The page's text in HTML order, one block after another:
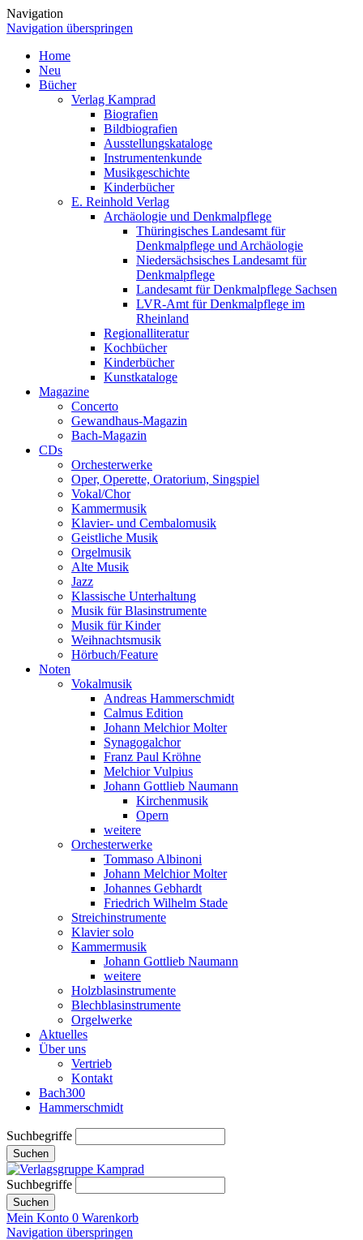
Navigation
Navigation überspringen
Home
Neu
Bücher
Verlag Kamprad
Biografien
Bildbiografien
Ausstellungskataloge
Instrumentenkunde
Musikgeschichte
Kinderbücher
E. Reinhold Verlag
Archäologie und Denkmalpflege
Thüringisches Landesamt für
Denkmalpflege und Archäologie
Niedersächsisches Landesamt für
Denkmalpflege
Landesamt für Denkmalpflege Sachsen
LVR-Amt für Denkmalpflege im
Rheinland
Regionalliteratur
Kochbücher
Kinderbücher
Kunstkataloge
Magazine
Concerto
Gewandhaus-Magazin
Bach-Magazin
CDs
Orchesterwerke
Oper, Operette, Oratorium, Singspiel
Vokal/Chor
Kammermusik
Klavier- und Cembalomusik
Geistliche Musik
Orgelmusik
Alte Musik
Jazz
Klassische Unterhaltung
Musik für Blasinstrumente
Musik für Kinder
Weihnachtsmusik
Hörbuch/Feature
Noten
Vokalmusik
Andreas Hammerschmidt
Calmus Edition
Johann Melchior Molter
Synagogalchor
Franz Paul Kröhne
Melchior Vulpius
Johann Gottlieb Naumann
Kirchenmusik
Opern
weitere
Orchesterwerke
Tommaso Albinoni
Johann Melchior Molter
Johannes Gebhardt
Friedrich Wilhelm Stade
Streichinstrumente
Klavier solo
Kammermusik
Johann Gottlieb Naumann
weitere
Holzblasinstrumente
Blechblasinstrumente
Orgelwerke
Aktuelles
Über uns
Vertrieb
Kontakt
Bach300
Hammerschmidt
Suchbegriffe
Suchen
Suchbegriffe
Suchen
Mein Konto 0 Warenkorb
Navigation überspringen